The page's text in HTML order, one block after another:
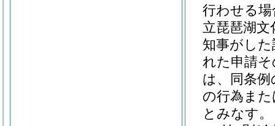
行わせる
立琵琶湖
知事がし
れた申請
は、同条
の行為ま
とみなす。